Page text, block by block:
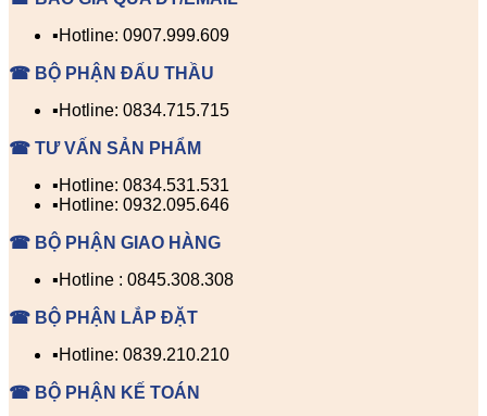
▪️Hotline: 0907.999.609
☎ BỘ PHẬN ĐẤU THẦU
▪️Hotline: 0834.715.715
☎ TƯ VẤN SẢN PHẨM
▪️Hotline: 0834.531.531
▪️Hotline: 0932.095.646
☎ BỘ PHẬN GIAO HÀNG
▪️Hotline : 0845.308.308
☎ BỘ PHẬN LẮP ĐẶT
▪️Hotline: 0839.210.210
☎ BỘ PHẬN KẾ TOÁN